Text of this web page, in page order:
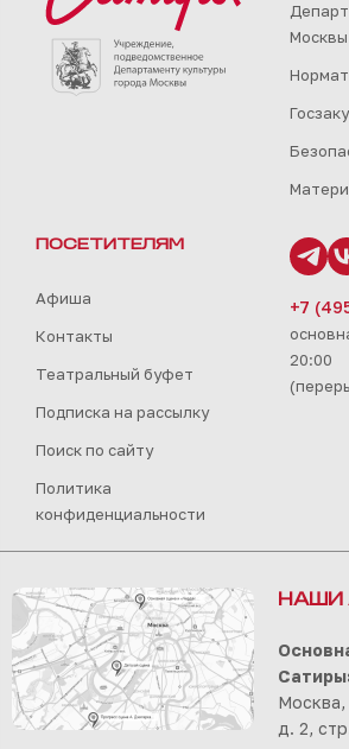
Москвы
ПОСЕТИТЕЛЯМ
Афиша
Контакты
Театральный буфет
Подписка на рассылку
Поиск по сайту
Политика
конфиденциальности
+7
20:00
НАШИ
Москва,
д. 2,